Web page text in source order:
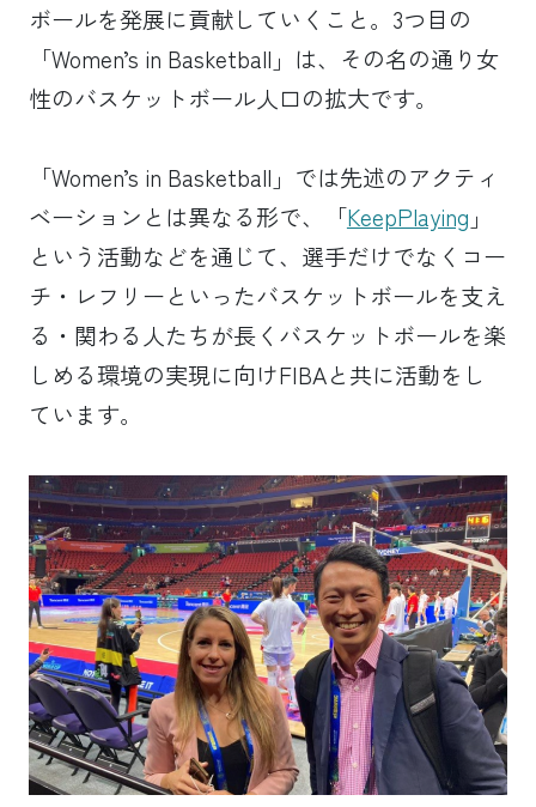
ボールを発展に貢献していくこと。3つ目の
「Women’s in Basketball」は、その名の通り女
性のバスケットボール人口の拡大です。
「Women’s in Basketball」では先述のアクティ
ベーションとは異なる形で、「KeepPlaying 」
という活動などを通じて、選手だけでなくコー
チ・レフリーといったバスケットボールを支え
る・関わる人たちが長くバスケットボールを楽
しめる環境の実現に向けFIBAと共に活動をし
ています。